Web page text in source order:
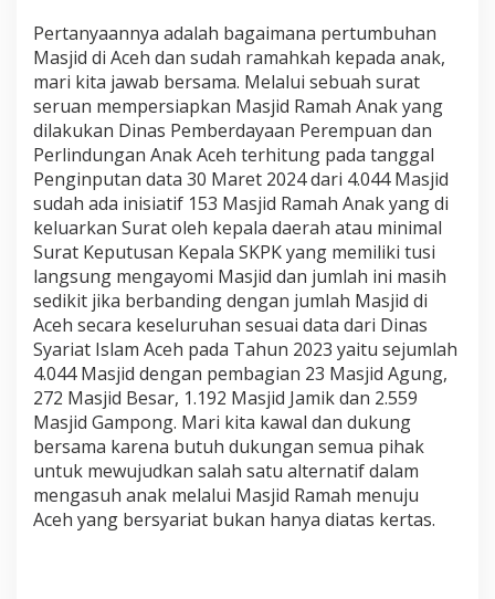
Pertanyaannya adalah bagaimana pertumbuhan
Masjid di Aceh dan sudah ramahkah kepada anak,
mari kita jawab bersama. Melalui sebuah surat
seruan mempersiapkan Masjid Ramah Anak yang
dilakukan Dinas Pemberdayaan Perempuan dan
Perlindungan Anak Aceh terhitung pada tanggal
Penginputan data 30 Maret 2024 dari 4.044 Masjid
sudah ada inisiatif 153 Masjid Ramah Anak yang di
keluarkan Surat oleh kepala daerah atau minimal
Surat Keputusan Kepala SKPK yang memiliki tusi
langsung mengayomi Masjid dan jumlah ini masih
sedikit jika berbanding dengan jumlah Masjid di
Aceh secara keseluruhan sesuai data dari Dinas
Syariat Islam Aceh pada Tahun 2023 yaitu sejumlah
4.044 Masjid dengan pembagian 23 Masjid Agung,
272 Masjid Besar, 1.192 Masjid Jamik dan 2.559
Masjid Gampong. Mari kita kawal dan dukung
bersama karena butuh dukungan semua pihak
untuk mewujudkan salah satu alternatif dalam
mengasuh anak melalui Masjid Ramah menuju
Aceh yang bersyariat bukan hanya diatas kertas.